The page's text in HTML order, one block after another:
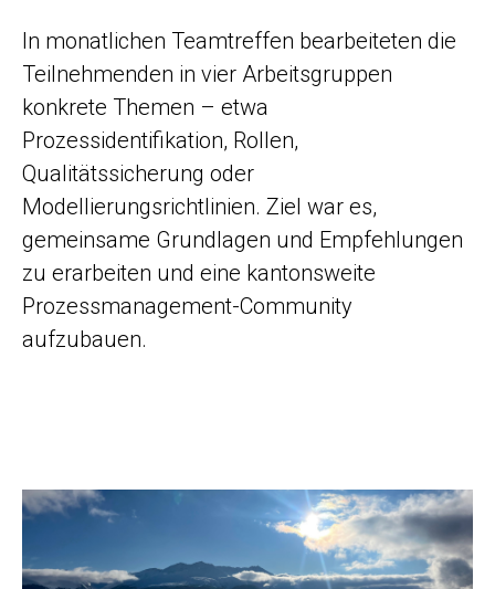
In monatlichen Teamtreffen bearbeiteten die
Teilnehmenden in vier Arbeitsgruppen
konkrete Themen – etwa
Prozessidentifikation, Rollen,
Qualitätssicherung oder
Modellierungsrichtlinien. Ziel war es,
gemeinsame Grundlagen und Empfehlungen
zu erarbeiten und eine kantonsweite
Prozessmanagement-Community
aufzubauen.